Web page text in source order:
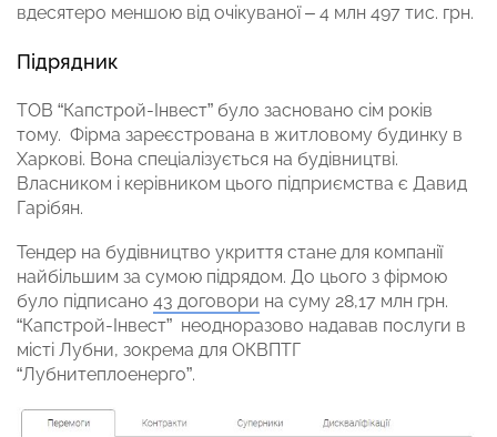
вдесятеро меншою від очікуваної – 4 млн 497 тис. грн.
Підрядник
ТОВ “Капстрой-Інвест” було засновано сім років
тому. Фірма зареєстрована в житловому будинку в
Харкові. Вона спеціалізується на будівництві.
Власником і керівником цього підприємства є Давид
Гарібян.
Тендер на будівництво укриття стане для компанії
найбільшим за сумою підрядом. До цього з фірмою
було підписано 43 договори на суму 28,17 млн грн.
“Капстрой-Інвест” неодноразово надавав послуги в
місті Лубни, зокрема для ОКВПТГ
“Лубнитеплоенерго”.